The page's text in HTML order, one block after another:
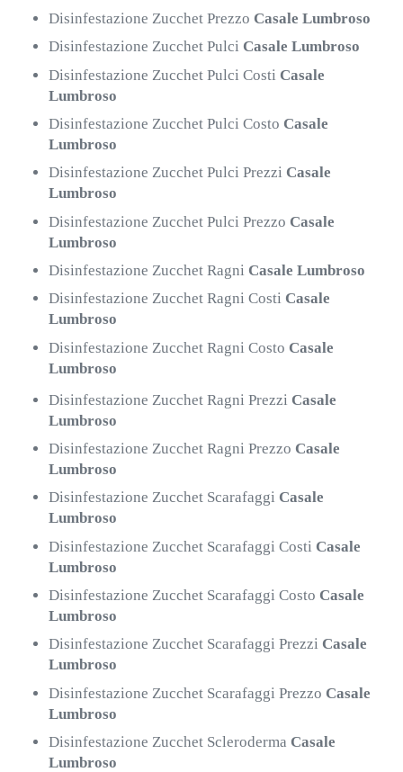
Disinfestazione Zucchet Prezzo Casale Lumbroso
Disinfestazione Zucchet Pulci Casale Lumbroso
Disinfestazione Zucchet Pulci Costi Casale
Lumbroso
Disinfestazione Zucchet Pulci Costo Casale
Lumbroso
Disinfestazione Zucchet Pulci Prezzi Casale
Lumbroso
Disinfestazione Zucchet Pulci Prezzo Casale
Lumbroso
Disinfestazione Zucchet Ragni Casale Lumbroso
Disinfestazione Zucchet Ragni Costi Casale
Lumbroso
Disinfestazione Zucchet Ragni Costo Casale
Lumbroso
Disinfestazione Zucchet Ragni Prezzi Casale
Lumbroso
Disinfestazione Zucchet Ragni Prezzo Casale
Lumbroso
Disinfestazione Zucchet Scarafaggi Casale
Lumbroso
Disinfestazione Zucchet Scarafaggi Costi Casale
Lumbroso
Disinfestazione Zucchet Scarafaggi Costo Casale
Lumbroso
Disinfestazione Zucchet Scarafaggi Prezzi Casale
Lumbroso
Disinfestazione Zucchet Scarafaggi Prezzo Casale
Lumbroso
Disinfestazione Zucchet Scleroderma Casale
Lumbroso